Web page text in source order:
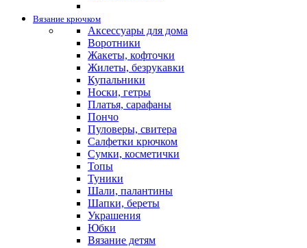
Вязание крючком
Аксессуары для дома
Воротники
Жакеты, кофточки
Жилеты, безрукавки
Купальники
Носки, гетры
Платья, сарафаны
Пончо
Пуловеры, свитера
Салфетки крючком
Сумки, косметички
Топы
Туники
Шали, палантины
Шапки, береты
Украшения
Юбки
Вязание детям